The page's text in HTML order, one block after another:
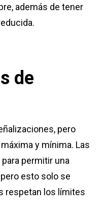
además de tener
de
pero
y mínima. Las
permitir una
esto solo se
respetan los límites